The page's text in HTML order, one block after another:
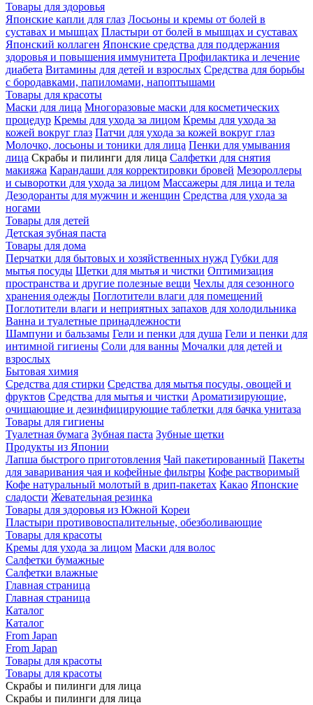
Товары для здоровья
Японские капли для глаз Лосьоны и кремы от болей в
суставах и мышцах Пластыри от болей в мышцах и суставах
Японский коллаген Японские средства для поддержания
здоровья и повышения иммунитета Профилактика и лечение
диабета Витамины для детей и взрослых Средства для борьбы
с бородавками, папиломами, напоптышами
Товары для красоты
Маски для лица Многоразовые маски для косметических
процедур Кремы для ухода за лицом Кремы для ухода за
кожей вокруг глаз Патчи для ухода за кожей вокруг глаз
Молочко, лосьоны и тоники для лица Пенки для умывания
лица Скрабы и пилинги для лица Салфетки для снятия
макияжа Карандаши для корректировки бровей Мезороллеры
и сыворотки для ухода за лицом Массажеры для лица и тела
Дезодоранты для мужчин и женщин Средства для ухода за
ногами
Товары для детей
Детская зубная паста
Товары для дома
Перчатки для бытовых и хозяйственных нужд Губки для
мытья посуды Щетки для мытья и чистки Оптимизация
пространства и другие полезные вещи Чехлы для сезонного
хранения одежды Поглотители влаги для помещений
Поглотители влаги и неприятных запахов для холодильника
Ванна и туалетные принадлежности
Шампуни и бальзамы Гели и пенки для душа Гели и пенки для
интимной гигиены Соли для ванны Мочалки для детей и
взрослых
Бытовая химия
Средства для стирки Средства для мытья посуды, овощей и
фруктов Средства для мытья и чистки Ароматизирующие,
очищающие и дезинфицирующие таблетки для бачка унитаза
Товары для гигиены
Туалетная бумага Зубная паста Зубные щетки
Продукты из Японии
Лапша быстрого приготовления Чай пакетированный Пакеты
для заваривания чая и кофейные фильтры Кофе растворимый
Кофе натуральный молотый в дрип-пакетах Какао Японские
сладости Жевательная резинка
Товары для здоровья из Южной Кореи
Пластыри противовоспалительные, обезболивающие
Товары для красоты
Кремы для ухода за лицом Маски для волос
Салфетки бумажные
Салфетки влажные
Главная страница
Главная страница
Каталог
Каталог
From Japan
From Japan
Товары для красоты
Товары для красоты
Скрабы и пилинги для лица
Скрабы и пилинги для лица